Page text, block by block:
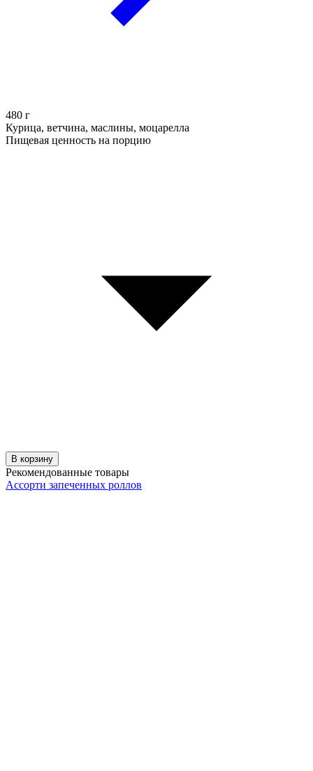
480 г
Курица, ветчина, маслины, моцарелла
Пищевая ценность на порцию
В корзину
Рекомендованные товары
Ассорти запеченных роллов